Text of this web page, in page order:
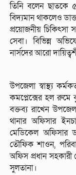
তিনি বলেন ছাতকে
বিদ্যমান থাকলেও
প্রয়োজনীয় চিকিৎসা
সেবা। বিভিন্ন
নার্সদের আরো
উপজেলা স্বাস্থ্য
কমপ্লেক্সের হল রুমে
বক্তব্য রাখেন
থানার অফিসার
মেডিকেল অফিসার
তৌফিক শাওন,
অফিস প্রধান সহকারী
সুলতানা।